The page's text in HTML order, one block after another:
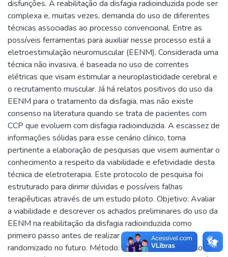
disfunções. A reabilitação da disfagia radioinduzida pode ser
complexa e, muitas vezes, demanda do uso de diferentes
técnicas associadas ao processo convencional. Entre as
possíveis ferramentas para auxiliar nesse processo está a
eletroestimulação neuromuscular (EENM). Considerada uma
técnica não invasiva, é baseada no uso de correntes
elétricas que visam estimular a neuroplasticidade cerebral e
o recrutamento muscular. Já há relatos positivos do uso da
EENM para o tratamento da disfagia, mas não existe
consenso na literatura quando se trata de pacientes com
CCP que evoluem com disfagia radioinduzida. A escassez de
informações sólidas para esse cenário clínico, torna
pertinente a elaboração de pesquisas que visem aumentar o
conhecimento a respeito da viabilidade e efetividade desta
técnica de eletroterapia. Este protocolo de pesquisa foi
estruturado para dirimir dúvidas e possíveis falhas
terapêuticas através de um estudo piloto. Objetivo: Avaliar
a viabilidade e descrever os achados preliminares do uso da
EENM na reabilitação da disfagia radioinduzida como
primeiro passo antes de realizar um ensaio clínico
randomizado no futuro. Método: Trata-se de um estudo